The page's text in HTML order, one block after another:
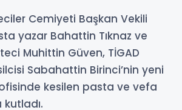
Cemiyeti Başkan Vekili
yazar Bahattin Tıknaz ve
Muhittin Güven, TİGAD
Sabahattin Birinci’nin yeni
ofisinde kesilen pasta ve vefa